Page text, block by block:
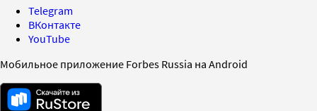
Telegram
ВКонтакте
YouTube
Мобильное приложение Forbes Russia на Android